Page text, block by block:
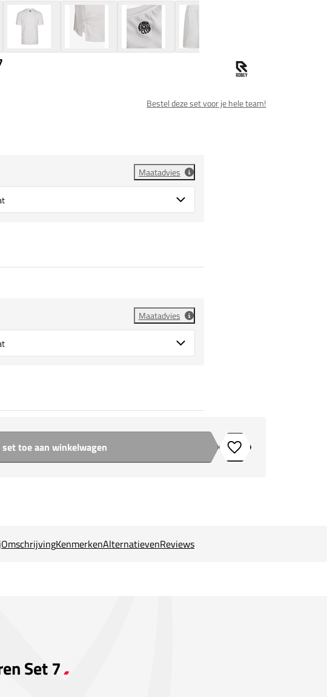
Bestel deze set voor je hele team!
Maatadvies
Maatadvies
set toe aan winkelwagen Toevoegen aan verlanglijstje
OmschrijvingKenmerkenAlternatievenReviews
Set 7